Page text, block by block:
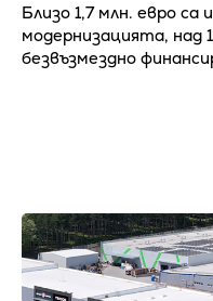
Близо 1,7 млн. евро са
модернизацията, над
безвъзмездно